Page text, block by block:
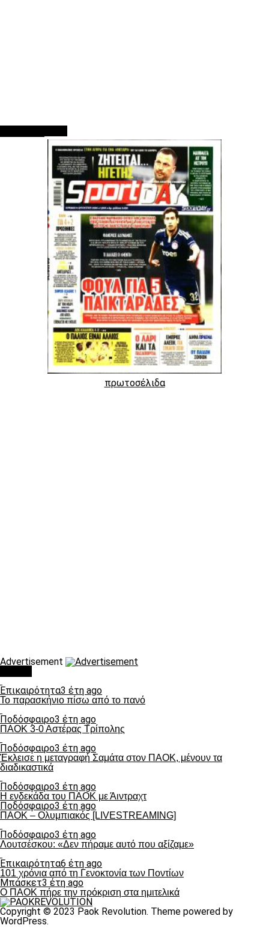
πρωτοσέλιδα
Advertisement
Επικαιρότητα3 έτη ago
Το παρασκήνιο πίσω από το πανό
Ποδόσφαιρο3 έτη ago
ΠΑΟΚ 3-0 Αστέρας Τρίπολης
Ποδόσφαιρο3 έτη ago
Έκλεισε η μεταγραφή Σαμάτα στον ΠΑΟΚ, μένουν τα
διαδικαστικά
Ποδόσφαιρο3 έτη ago
Η ενδεκάδα του ΠΑΟΚ με Άιντραχτ
Ποδόσφαιρο3 έτη ago
ΠΑΟΚ – Ολυμπιακός [LIVESTREAMING]
Ποδόσφαιρο3 έτη ago
Λουτσέσκου: «Δεν πήραμε αυτό που αξίζαμε»
Επικαιρότητα6 έτη ago
101 χρόνια από τη Γενοκτονία των Ποντίων
Μπάσκετ3 έτη ago
Ο ΠΑΟΚ πήρε την πρόκριση στα ημιτελικά
Copyright © 2023 Paok Revolution. Theme powered by
WordPress.